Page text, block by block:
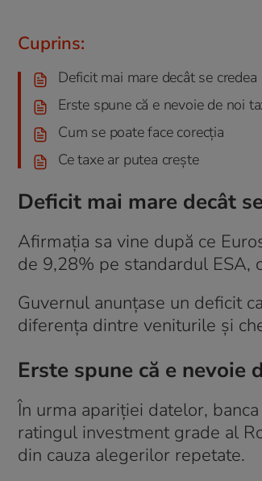
Cuprins:
Deficit mai mare decât se credea
Erste spune că e nevoie de noi
Cum se poate face corecția
Ce taxe ar putea crește
Deficit mai mare decât
Afirmația sa vine după ce
de 9,28% pe standardul ESA,
Guvernul anunțase un deficit
diferența dintre veniturile și
Erste spune că e nevoie
În urma apariției datelor,
ratingul investment grade al
din cauza alegerilor repetate.